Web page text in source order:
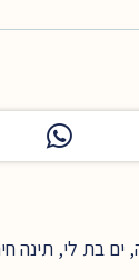
ים בת לי, תינה